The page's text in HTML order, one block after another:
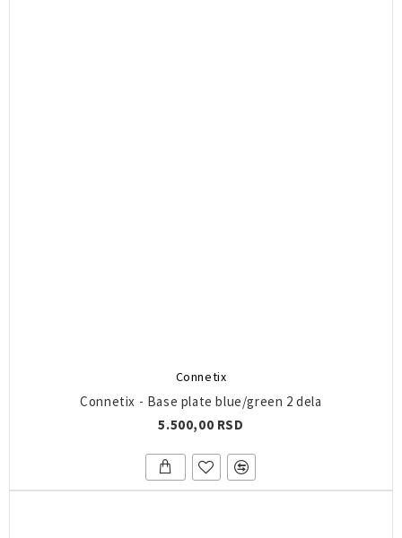
Connetix
Connetix - Base plate blue/green 2 dela
5.500,00 RSD